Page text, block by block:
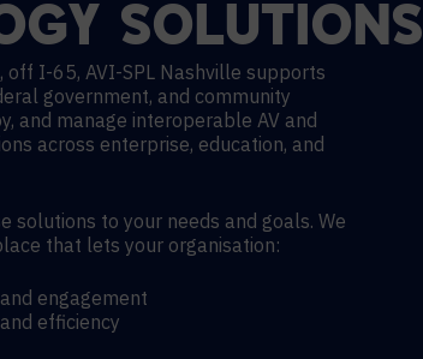
SOLUTIONS
I-65, AVI-SPL Nashville supports
government, and community
and manage interoperable AV and
across enterprise, education, and
solutions to your needs and goals. We
that lets your organisation:
engagement
efficiency